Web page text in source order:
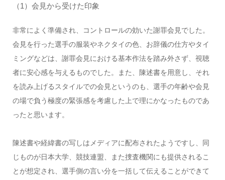
（1）会見から受けた印象
非常によく準備され、コントロールの効いた謝罪会見でした。
会見を行った選手の服装やネクタイの色、お辞儀の仕方やタイ
ミングなどは、謝罪会見における基本作法を踏み外さず、視聴
者に安心感を与えるものでした。また、陳述書を用意し、それ
を読み上げるスタイルでの会見というのも、選手の年齢や会見
の場で負う極度の緊張感を考慮した上で理にかなったものであ
ったと思います。
陳述書や経緯書の写しはメディアに配布されたようですし、同
じものが日本大学、競技連盟、また捜査機関にも提供されるこ
とが想定され、選手側の言い分を一括して伝えることができて